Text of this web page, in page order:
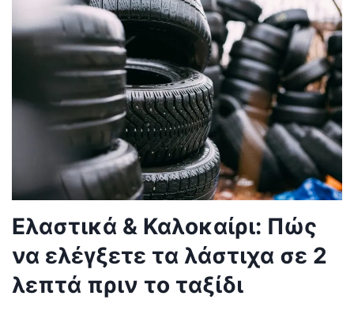
Ελαστικά & Καλοκαίρι: Πώς
να ελέγξετε τα λάστιχα σε 2
λεπτά πριν το ταξίδι